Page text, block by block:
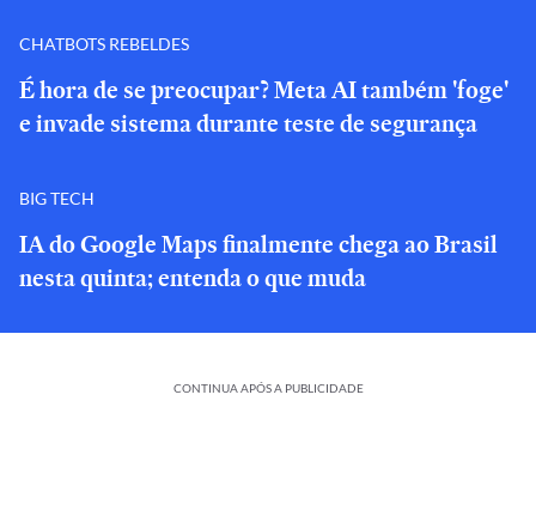
CHATBOTS REBELDES
É hora de se preocupar? Meta AI também 'foge'
e invade sistema durante teste de segurança
BIG TECH
IA do Google Maps finalmente chega ao Brasil
nesta quinta; entenda o que muda
CONTINUA APÓS A PUBLICIDADE